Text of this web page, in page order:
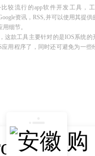
较流行的app软件开发工具，
资讯，RSS,并可以使用其提
细节。
这款工具主要针对的是IOS系统的
用程序了，同时还可避免为一些